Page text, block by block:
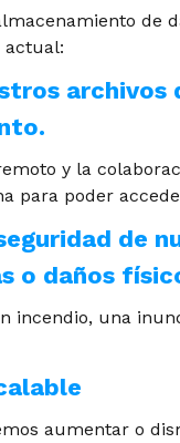
de
actual:
archivos
.
y la
para poder
de
o daños
incendio, una
aumentar o